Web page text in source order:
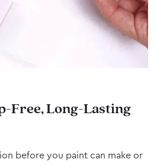
Free, Long-Lasting
before you paint can make or